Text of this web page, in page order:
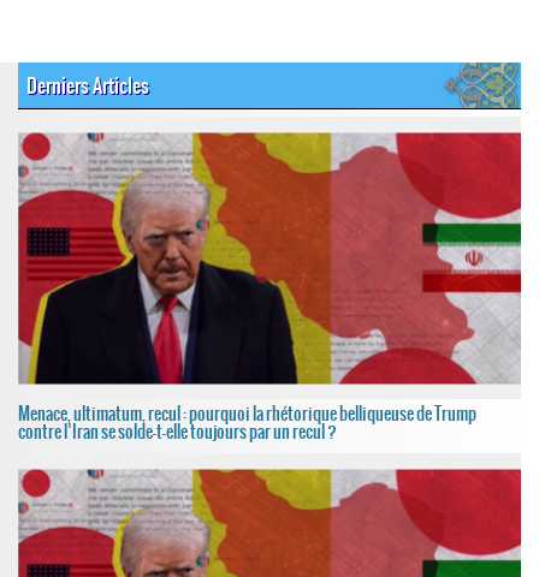
Derniers Articles
Menace, ultimatum, recul : pourquoi la rhétorique belliqueuse de Trump
contre l’Iran se solde-t-elle toujours par un recul ?